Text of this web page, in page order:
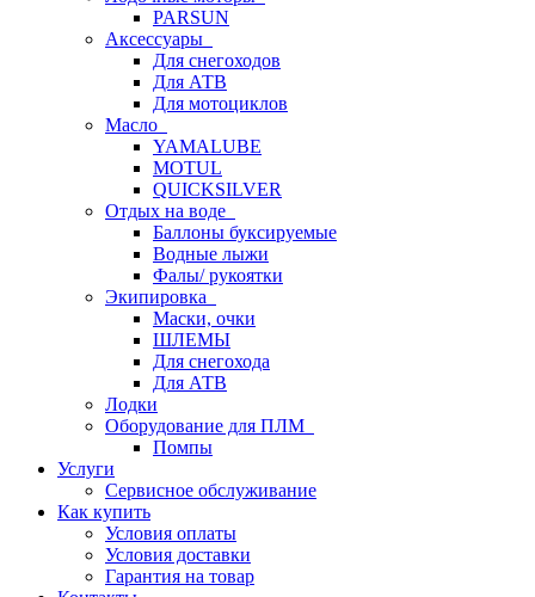
PARSUN
Аксессуары
Для снегоходов
Для АТВ
Для мотоциклов
Масло
YAMALUBE
MOTUL
QUICKSILVER
Отдых на воде
Баллоны буксируемые
Водные лыжи
Фалы/ рукоятки
Экипировка
Маски, очки
ШЛЕМЫ
Для снегохода
Для АТВ
Лодки
Оборудование для ПЛМ
Помпы
Услуги
Сервисное обслуживание
Как купить
Условия оплаты
Условия доставки
Гарантия на товар